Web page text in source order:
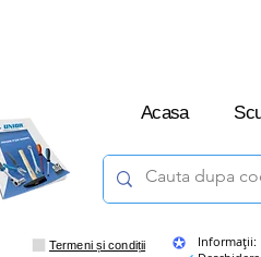
Acasa
Termeni și condiții
Informații: